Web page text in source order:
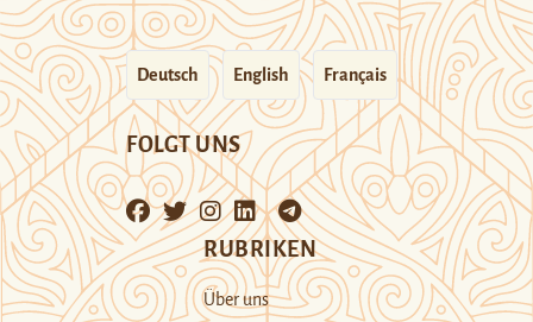
Deutsch English Français
FOLGT UNS
RUBRIKEN
Über uns